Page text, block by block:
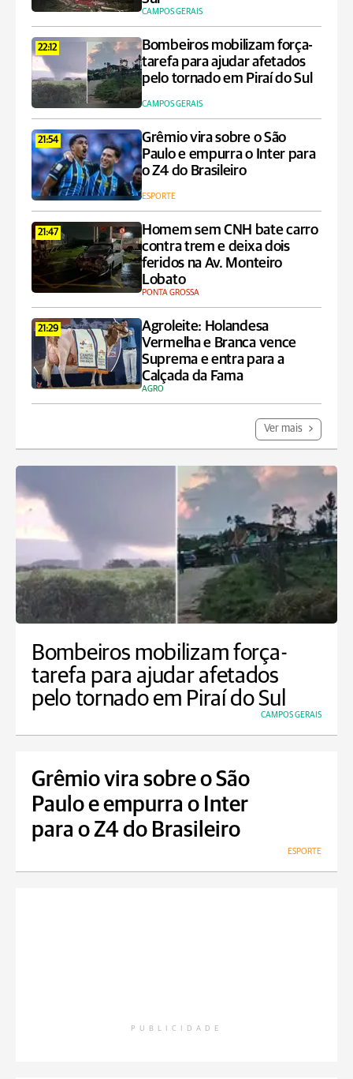
CAMPOS GERAIS
22:12
Bombeiros mobilizam força-
tarefa para ajudar afetados
pelo tornado em Piraí do Sul
CAMPOS GERAIS
21:54
Grêmio vira sobre o São
Paulo e empurra o Inter para
o Z4 do Brasileiro
ESPORTE
21:47
Homem sem CNH bate carro
contra trem e deixa dois
feridos na Av. Monteiro
Lobato
PONTA GROSSA
21:29
Agroleite: Holandesa
Vermelha e Branca vence
Suprema e entra para a
Calçada da Fama
AGRO
Ver mais
Bombeiros mobilizam força-
tarefa para ajudar afetados
pelo tornado em Piraí do Sul
CAMPOS GERAIS
Grêmio vira sobre o São
Paulo e empurra o Inter
para o Z4 do Brasileiro
ESPORTE
PUBLICIDADE